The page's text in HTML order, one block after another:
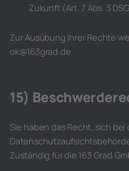
Zukunft (Art. 7 Abs. 3
Zur Ausübung Ihrer Rechte
ok@163grad.de
15)
Sie haben das Recht, sich
Zuständig für die 163 Grad